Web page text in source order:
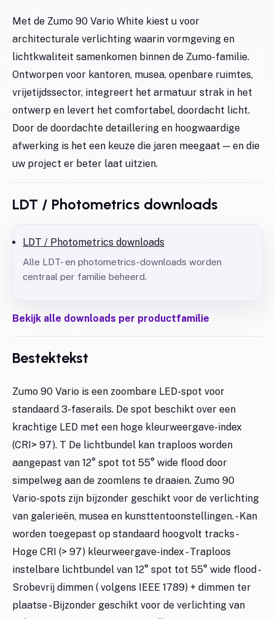
Met de Zumo 90 Vario White kiest u voor
architecturale verlichting waarin vormgeving en
lichtkwaliteit samenkomen binnen de Zumo-familie.
Ontworpen voor kantoren, musea, openbare ruimtes,
vrijetijdssector, integreert het armatuur strak in het
ontwerp en levert het comfortabel, doordacht licht.
Door de doordachte detaillering en hoogwaardige
afwerking is het een keuze die jaren meegaat — en die
uw project er beter laat uitzien.
LDT / Photometrics downloads
LDT / Photometrics downloads
Alle LDT- en photometrics-downloads worden
centraal per familie beheerd.
Bekijk alle downloads per productfamilie
Bestektekst
Zumo 90 Vario is een zoombare LED-spot voor
standaard 3-faserails. De spot beschikt over een
krachtige LED met een hoge kleurweergave-index
(CRI> 97). T De lichtbundel kan traploos worden
aangepast van 12° spot tot 55° wide flood door
simpelweg aan de zoomlens te draaien. Zumo 90
Vario-spots zijn bijzonder geschikt voor de verlichting
van galerieën, musea en kunsttentoonstellingen. - Kan
worden toegepast op standaard hoogvolt tracks -
Hoge CRI (> 97) kleurweergave-index - Traploos
instelbare lichtbundel van 12° spot tot 55° wide flood -
Srobevrij dimmen ( volgens IEEE 1789) + dimmen ter
plaatse - Bijzonder geschikt voor de verlichting van